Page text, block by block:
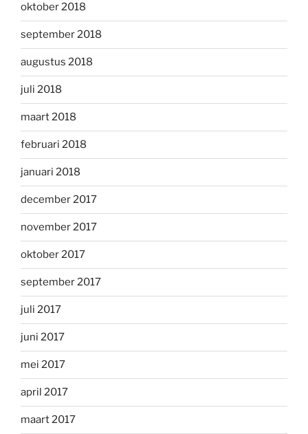
oktober 2018
september 2018
augustus 2018
juli 2018
maart 2018
februari 2018
januari 2018
december 2017
november 2017
oktober 2017
september 2017
juli 2017
juni 2017
mei 2017
april 2017
maart 2017